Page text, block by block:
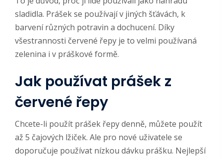
sladidla. Prášek se používají v jiných šťávách, k
barvení různých potravin a dochucení. Díky
všestrannosti červené řepy je to velmi používaná
zelenina i v práškové formě.
Jak používat prášek z
červené řepy
Chcete-li použít prášek řepy denně, můžete použít
až 5 čajových lžiček. Ale pro nové uživatele se
doporučuje používat nízkou dávku prášku. Nejlepší